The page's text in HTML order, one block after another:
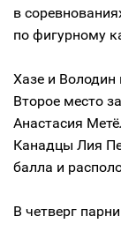
в
по фигурному
Хазе и Володин
Второе место
Анастасия
Канадцы Лия
балла и
В четверг